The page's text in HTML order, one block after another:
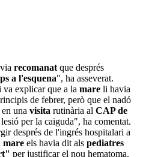
recomanat que després
a l'esquena", ha asseverat.
va explicar que a la mare li havia
de febrer, però que el nadó
una visita rutinària al CAP de
per la caiguda", ha comentat.
després de l'ingrés hospitalari a
mare els havia dit als pediatres
per justificar el nou hematoma.